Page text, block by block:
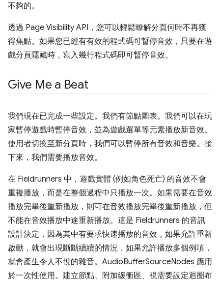
不夠的。
透過 Page Visibility API，您可以輕鬆瞭解分頁何時不再獲
得焦點。如果您已經有有效的程式碼可暫停音效，只要在遊
戲分頁隱藏時，寫入幾行程式碼即可暫停音效。
Give Me a Beat
我們現在已完成一些設定。我們有節點圖表。我們可以在玩
家暫停遊戲時暫停音效，並為遊戲選單等元素播放新音效。
使用者切換至新分頁時，我們可以暫停所有音效和音樂。接
下來，我們需要播放音效。
在 Fieldrunners 中，遊戲實體 (例如角色死亡) 的音效不會
重複播放，而是在整個過程中只播放一次。如果需要在音效
播放完畢後重新播放，則可在音效播放完畢後重新播放，但
不能在音效播放中途重新播放。這是 Fieldrunners 的音訊
設計決定，因為其中有要求快速播放的音效，如果允許重新
啟動，就會出現斷斷續續的情況，如果允許播放多個例項，
就會產生令人不悅的雜音。AudioBufferSourceNodes 應用
於一次性使用。建立節點、附加緩衝區、視需要設定迴圈布